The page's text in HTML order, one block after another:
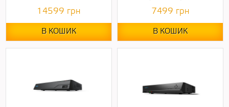
14599 грн
В КОШИК
7499 грн
В КОШИК